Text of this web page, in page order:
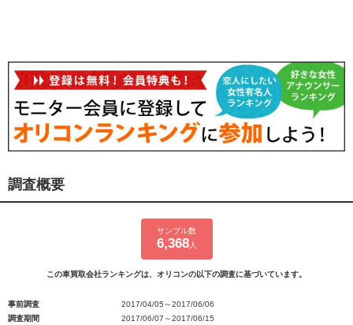
調査概要
サンプル数
6,368人
この車買取会社ランキングは、オリコンの以下の調査に基づいています。
事前調査
2017/04/05～2017/06/06
調査期間
2017/06/07～2017/06/15